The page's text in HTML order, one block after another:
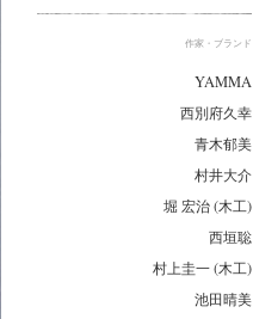
作家・ブランド
YAMMA
西別府久幸
青木郁美
村井大介
堀 宏治 (木工)
西垣聡
村上圭一 (木工)
池田晴美